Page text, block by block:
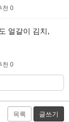
천 0
얼갈이 김치,
천 0
목록 글쓰기